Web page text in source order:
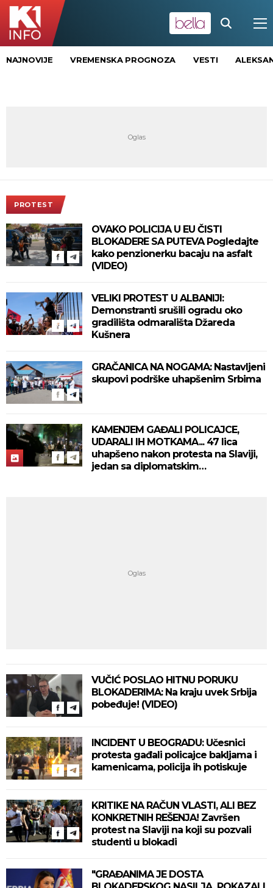
NAJNOVIJE VREMENSKA PROGNOZA VESTI
PROTEST
OVAKO POLICIJA U EU ČISTI
BLOKADERE SA PUTEVA Pogledajte
kako penzionerku bacaju na asfalt
(VIDEO)
VELIKI PROTEST U ALBANIJI:
Demonstranti srušili ogradu oko
gradilišta odmarališta Džareda
Kušnera
GRAČANICA NA NOGAMA: Nastavljeni
skupovi podrške uhapšenim Srbima
KAMENJEM GAĐALI POLICAJCE,
UDARALI IH MOTKAMA... 47 lica
uhapšeno nakon protesta na Slaviji,
jedan sa diplomatskim
VUČIĆ POSLAO HITNU PORUKU
BLOKADERIMA: Na kraju uvek Srbija
pobeđuje! (VIDEO)
INCIDENT U BEOGRADU: Učesnici
protesta gađali policajce bakljama i
kamenicama, policija ih potiskuje
KRITIKE NA RAČUN VLASTI, ALI BEZ
KONKRETNIH REŠENJA! Završen
protest na Slaviji na koji su pozvali
studenti u blokadi
"GRAĐANIMA JE DOSTA